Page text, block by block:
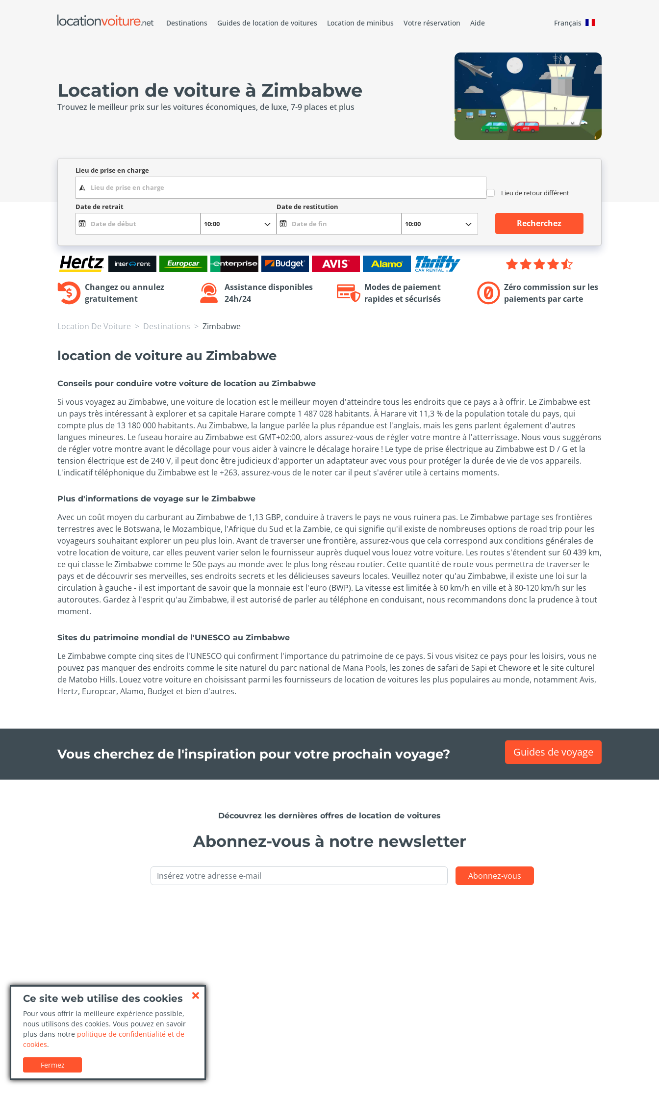
Destinations Guides de location de voitures Location de minibus Votre réservation Aide Français
Location de voiture à Zimbabwe
Trouvez le meilleur prix sur les voitures économiques, de luxe, 7-9 places et plus
Lieu de prise en charge
Lieu de retour différent
Date de retrait
Date de restitution
Recherchez
Changez ou annulez
gratuitement
Assistance disponibles
24h/24
Modes de paiement
rapides et sécurisés
Zéro commission sur les
paiements par carte
Location De Voiture Destinations Zimbabwe
location de voiture au Zimbabwe
Conseils pour conduire votre voiture de location au Zimbabwe
Si vous voyagez au Zimbabwe, une voiture de location est le meilleur moyen d'atteindre tous les endroits que ce pays a à offrir. Le Zimbabwe est
un pays très intéressant à explorer et sa capitale Harare compte 1 487 028 habitants. À Harare vit 11,3 % de la population totale du pays, qui
compte plus de 13 180 000 habitants. Au Zimbabwe, la langue parlée la plus répandue est l'anglais, mais les gens parlent également d'autres
langues mineures. Le fuseau horaire au Zimbabwe est GMT+02:00, alors assurez-vous de régler votre montre à l'atterrissage. Nous vous suggérons
de régler votre montre avant le décollage pour vous aider à vaincre le décalage horaire ! Le type de prise électrique au Zimbabwe est D / G et la
tension électrique est de 240 V, il peut donc être judicieux d'apporter un adaptateur avec vous pour protéger la durée de vie de vos appareils.
L'indicatif téléphonique du Zimbabwe est le +263, assurez-vous de le noter car il peut s'avérer utile à certains moments.
Plus d'informations de voyage sur le Zimbabwe
Avec un coût moyen du carburant au Zimbabwe de 1,13 GBP, conduire à travers le pays ne vous ruinera pas. Le Zimbabwe partage ses frontières
terrestres avec le Botswana, le Mozambique, l'Afrique du Sud et la Zambie, ce qui signifie qu'il existe de nombreuses options de road trip pour les
voyageurs souhaitant explorer un peu plus loin. Avant de traverser une frontière, assurez-vous que cela correspond aux conditions générales de
votre location de voiture, car elles peuvent varier selon le fournisseur auprès duquel vous louez votre voiture. Les routes s'étendent sur 60 439 km,
ce qui classe le Zimbabwe comme le 50e pays au monde avec le plus long réseau routier. Cette quantité de route vous permettra de traverser le
pays et de découvrir ses merveilles, ses endroits secrets et les délicieuses saveurs locales. Veuillez noter qu'au Zimbabwe, il existe une loi sur la
circulation à gauche - il est important de savoir que la monnaie est l'euro (BWP). La vitesse est limitée à 60 km/h en ville et à 80-120 km/h sur les
autoroutes. Gardez à l'esprit qu'au Zimbabwe, il est autorisé de parler au téléphone en conduisant, nous recommandons donc la prudence à tout
moment.
Sites du patrimoine mondial de l'UNESCO au Zimbabwe
Le Zimbabwe compte cinq sites de l'UNESCO qui confirment l'importance du patrimoine de ce pays. Si vous visitez ce pays pour les loisirs, vous ne
pouvez pas manquer des endroits comme le site naturel du parc national de Mana Pools, les zones de safari de Sapi et Chewore et le site culturel
de Matobo Hills. Louez votre voiture en choisissant parmi les fournisseurs de location de voitures les plus populaires au monde, notamment Avis,
Hertz, Europcar, Alamo, Budget et bien d'autres.
Vous cherchez de l'inspiration pour votre prochain voyage? Guides de voyage
Découvrez les dernières offres de location de voitures
Abonnez-vous à notre newsletter
Email Abonnez-vous
Ce site web utilise des cookies
Pour vous offrir la meilleure expérience possible,
nous utilisons des cookies. Vous pouvez en savoir
plus dans notre politique de confidentialité et de
cookies.
Fermez